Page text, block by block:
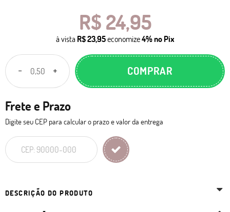
R$ 24,95
à vista R$ 23,95economize4%no Pix
COMPRAR
Frete e Prazo
Digite seu CEP para calcular o prazo e valor da entrega
DESCRIÇÃO DO PRODUTO